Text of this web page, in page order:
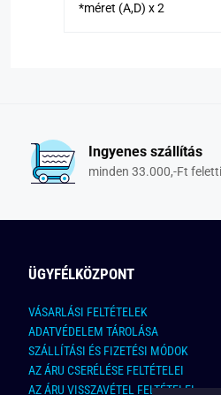
*méret (A,D) x 2
Ingyenes szállítás
minden 33.000,-Ft
ÜGYFÉLKÖZPONT
VÁSARLÁSI FELTÉTELEK
ADATVÉDELEM TÁROLÁSA
SZÁLLÍTÁSI ÉS FIZETÉSI MÓDOK
AZ ÁRU CSERÉLÉSE FELTÉTELEI
AZ ÁRU VISSZAVÉTEL FELTÉTELEI